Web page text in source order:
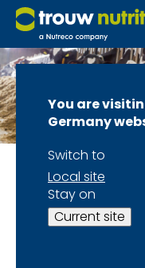
You are
Germany
Switch to
Local site
Stay on
Current site
Spezies und